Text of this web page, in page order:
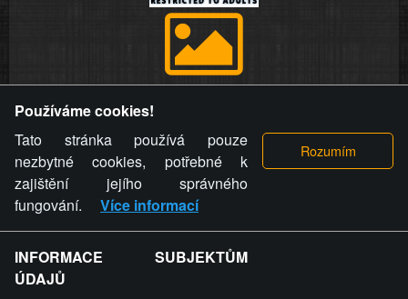
videa a komentáře. Osoba, které se toto opatření provozovatele
stránky týče, ani osoba, která umístila fotografii nebo video na
stránku, nemůže z důvodu odstranění fotografie, videa nebo
komentáře pro výše uvedenou okolnost uplatnit vůči
provozovateli stránky žádný nárok na náhradu škody nebo
nemajetkové újmy.
ZVRÁCENÝ.CZ - Svět není zvrácenej. To jen
Používáme cookies!
Tato stránka používá pouze
nezbytné cookies, potřebné k
zajištění jejího správného
fungování.
Více informací
INFORMACE SUBJEKTŮM
ÚDAJŮ